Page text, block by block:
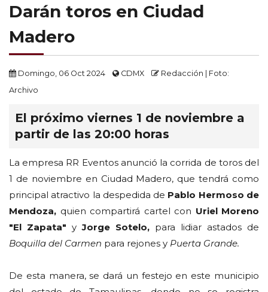
Darán toros en Ciudad
Madero
Domingo, 06 Oct 2024 CDMX
Redacción | Foto:
Archivo
El próximo viernes 1 de noviembre a
partir de las 20:00 horas
La empresa RR Eventos anunció la corrida de toros del
1 de noviembre en Ciudad Madero, que tendrá como
principal atractivo la despedida de Pablo Hermoso de
Mendoza, quien compartirá cartel con Uriel Moreno
"El Zapata" yJorge Sotelo, para lidiar astados de
Boquilla del Carmen para rejones y Puerta Grande.
De esta manera, se dará un festejo en este municipio